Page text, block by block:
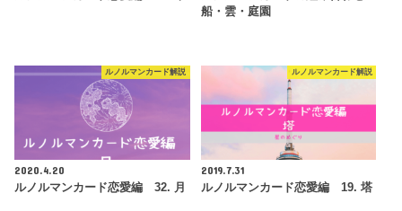
船・雲・庭園
ルノルマンカード解説
2020.4.20
ルノルマンカード恋愛編 32. 月
ルノルマンカード解説
2019.7.31
ルノルマンカード恋愛編 19. 塔